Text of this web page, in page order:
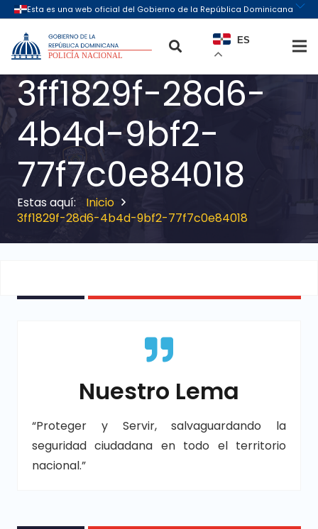
ES
3ff1829f-28d6-
4b4d-9bf2-
77f7c0e84018
Inicio
3ff1829f-28d6-4b4d-9bf2-77f7c0e84018
Nuestro Lema
“Proteger y Servir, salvaguardando la
seguridad ciudadana en todo el territorio
nacional.”